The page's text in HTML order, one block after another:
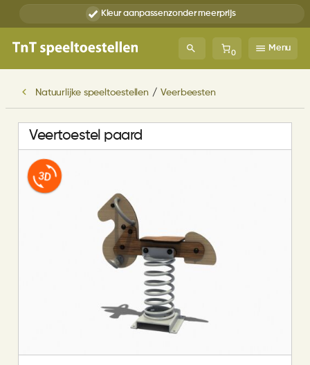
Kleur aanpassenzonder meerprijs
0
Menu
Natuurlijke speeltoestellen / Veerbeesten
Veertoestel paard